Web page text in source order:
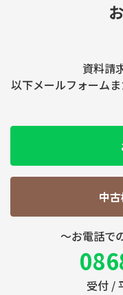
資料請
以下メールフォーム
中
～お電話で
受付 /